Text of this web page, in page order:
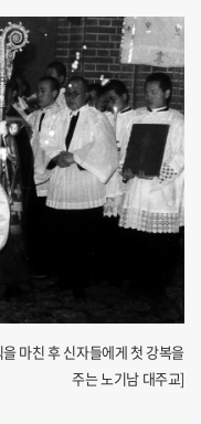
마친 후 신자들에게 첫 강복을
주는 노기남 대주교]